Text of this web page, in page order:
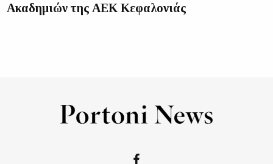
Ακαδημιών της ΑΕΚ Κεφαλονιάς